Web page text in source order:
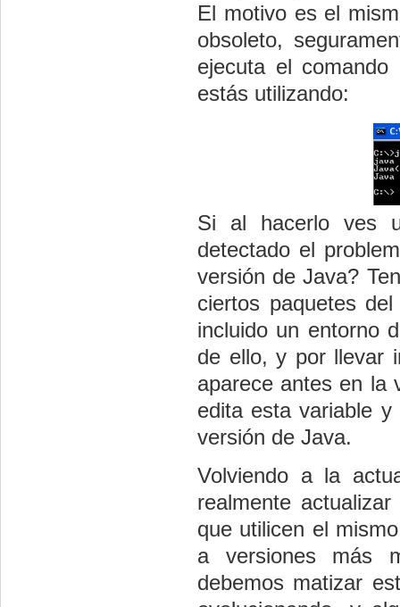
El motivo es el
obsoleto,
ejecuta el comando
estás utilizando:
Si al hacerlo ves
detectado el
versión de Java?
ciertos paquetes
incluido un entorno
de ello, y por llevar
aparece antes en la
edita esta variable
versión de Java.
Volviendo a la
realmente
que utilicen el
a versiones más
debemos matizar